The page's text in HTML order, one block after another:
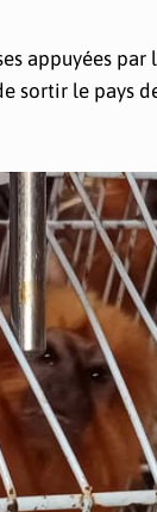
appuyées
sortir le pays